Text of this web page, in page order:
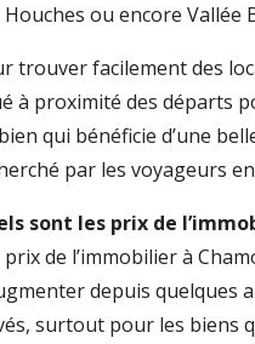
Houches ou encore Vallée
trouver facilement des
à proximité des départs
qui bénéficie d’une
par les voyageurs
sont les prix de
prix de l’immobilier à
depuis quelques
surtout pour les biens